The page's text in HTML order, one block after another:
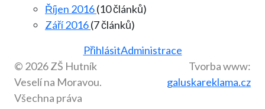
Říjen 2016(10 článků)
Září 2016(7 článků)
PřihlásitAdministrace
© 2026 ZŠ Hutník
Veselí na Moravou.
Všechna práva
Tvorba www:
galuskareklama.cz